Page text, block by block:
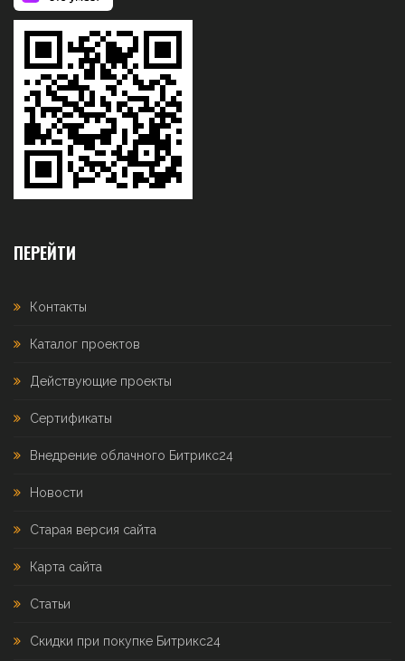
ПЕРЕЙТИ
Контакты
Каталог проектов
Действующие проекты
Сертификаты
Внедрение облачного Битрикс24
Новости
Старая версия сайта
Карта сайта
Статьи
Скидки при покупке Битрикс24